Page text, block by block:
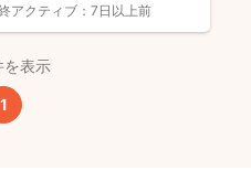
アクティブ： 7日以上前
を表示
1